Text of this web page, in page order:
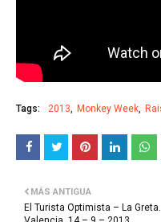
Tags: 2013 Monkey Week
MÁS ANTIGUA
El Turista Optimista – La Greta.